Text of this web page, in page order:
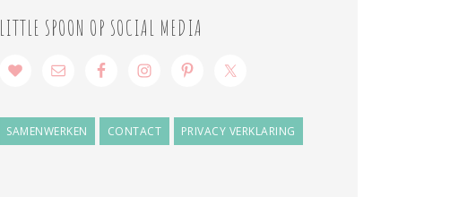
LITTLE SPOON OP SOCIAL MEDIA
SAMENWERKEN CONTACT PRIVACY VERKLARING